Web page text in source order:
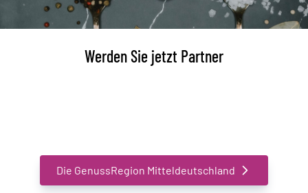
Werden Sie jetzt Partner
Die GenussRegion Mitteldeutschland